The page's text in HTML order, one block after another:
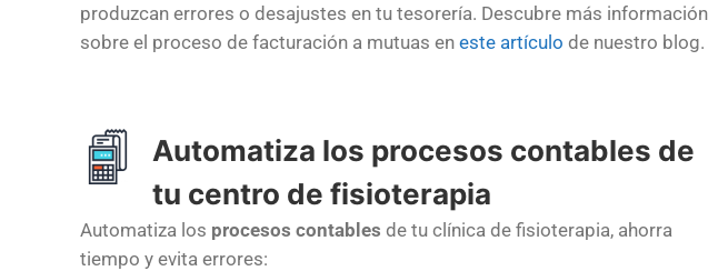
produzcan errores o desajustes en tu tesorería. Descubre más información
sobre el proceso de facturación a mutuas en este artículo de nuestro blog.
Automatiza los procesos contables de
tu centro de fisioterapia
Automatiza los procesos contables de tu clínica de fisioterapia, ahorra
tiempo y evita errores: